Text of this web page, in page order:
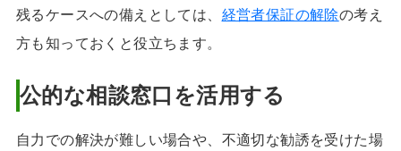
残るケースへの備えとしては、 経営者保証の解除の考え
方も知っておくと役立ちます。
公的な相談窓口を活用する
自力での解決が難しい場合や、不適切な勧誘を受けた場